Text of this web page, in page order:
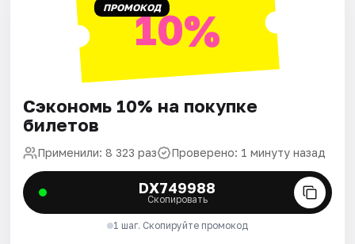
ПРОМОКОД10%
Сэкономь 10% на покупке
билетов
Применили: 8 323 раз Проверено: 1 минуту назад
DX749988
Скопировать
1 шаг. Скопируйте промокод